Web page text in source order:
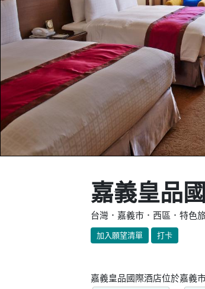
嘉義皇品
台灣．嘉義市．西區．特色
加入願望清單 打卡
嘉義皇品國際酒店位於嘉義